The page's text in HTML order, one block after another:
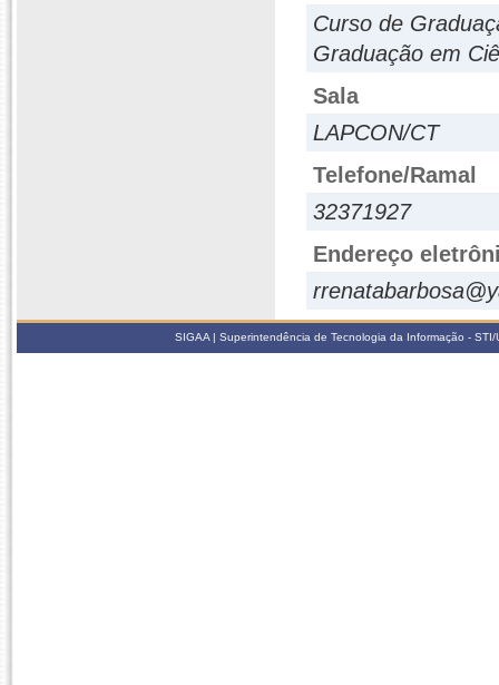
Curso de
Graduação em
Sala
LAPCON/CT
Telefone/Ramal
32371927
Endereço
SIGAA | Superintendência de Tecnologia da Informação -